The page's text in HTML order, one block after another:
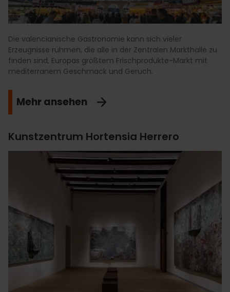
Die valencianische Gastronomie kann sich vieler
Erzeugnisse rühmen, die alle in der Zentralen Markthalle zu
finden sind, Europas größtem Frischprodukte-Markt mit
mediterranem Geschmack und Geruch.
Mehr ansehen
Kunstzentrum Hortensia Herrero